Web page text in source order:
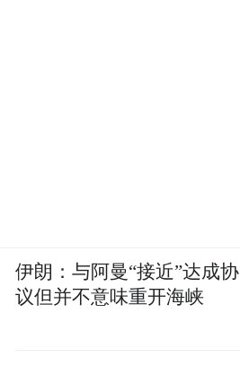
伊朗：与阿曼“接近”达成协
议但并不意味重开海峡